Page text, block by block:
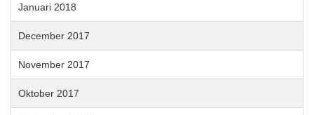
Januari 2018
December 2017
November 2017
Oktober 2017